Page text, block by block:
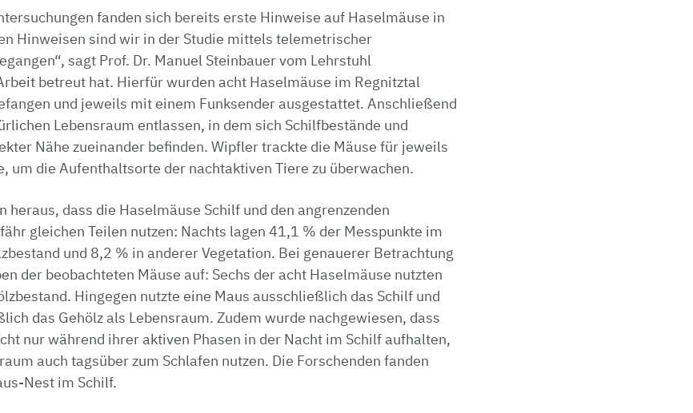
fanden sich bereits erste Hinweise auf Haselmäuse in
Hinweisen sind wir in der Studie mittels telemetrischer
sagt Prof. Dr. Manuel Steinbauer vom Lehrstuhl
betreut hat. Hierfür wurden acht Haselmäuse im Regnitztal
und jeweils mit einem Funksender ausgestattet. Anschließend
Lebensraum entlassen, in dem sich Schilfbestände und
Nähe zueinander befinden. Wipfler trackte die Mäuse für jeweils
um die Aufenthaltsorte der nachtaktiven Tiere zu überwachen.
heraus, dass die Haselmäuse Schilf und den angrenzenden
gleichen Teilen nutzen: Nachts lagen 41,1 % der Messpunkte im
und 8,2 % in anderer Vegetation. Bei genauerer Betrachtung
der beobachteten Mäuse auf: Sechs der acht Haselmäuse nutzten
Hingegen nutzte eine Maus ausschließlich das Schilf und
das Gehölz als Lebensraum. Zudem wurde nachgewiesen, dass
nur während ihrer aktiven Phasen in der Nacht im Schilf aufhalten,
auch tagsüber zum Schlafen nutzen. Die Forschenden fanden
Nest im Schilf.